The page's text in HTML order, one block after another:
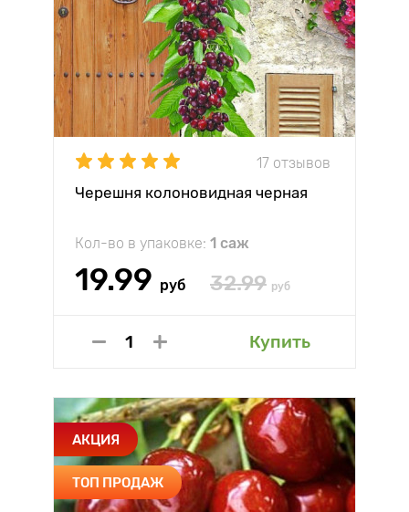
17 отзывов
Черешня колоновидная черная
Кол-во в упаковке: 1 саж
19.99 руб 32.99 руб
Купить
АКЦИЯ
ТОП ПРОДАЖ